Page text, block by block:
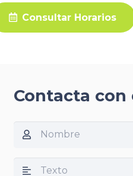
Consultar Horarios
Contacta